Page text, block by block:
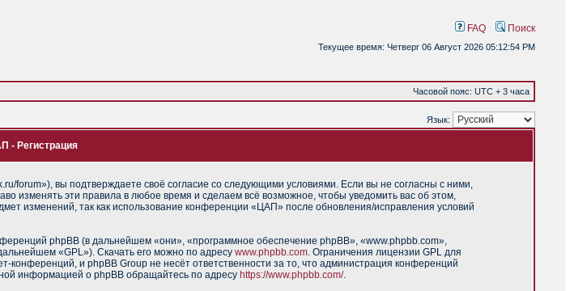
FAQ Поиск
Текущее время: Четверг 06 Август 2026 05:12:54 PM
Часовой пояс: UTC + 3 часа
Язык:
- Регистрация
вы подтверждаете своё согласие со следующими условиями. Если вы не согласны с ними,
изменять эти правила в любое время и сделаем всё возможное, чтобы уведомить вас об этом,
изменений, так как использование конференции «ЦАП» после обновления/исправления условий
phpBB (в дальнейшем «они», «программное обеспечение phpBB», «www.phpbb.com»,
«GPL»). Скачать его можно по адресу www.phpbb.com. Ограничения лицензии GPL для
конференций, и phpBB Group не несёт ответственности за то, что администрация конференций
информацией о phpBB обращайтесь по адресу https://www.phpbb.com/.